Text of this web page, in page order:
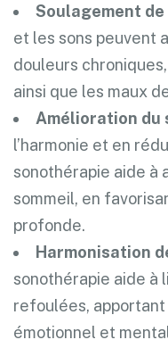
Soulagement
et les sons peuvent
douleurs
ainsi que les maux
Amélioration du
l’harmonie et en
sonothérapie aide à
sommeil, en
profonde.
Harmonisation
sonothérapie aide à
refoulées, apportant
émotionnel et